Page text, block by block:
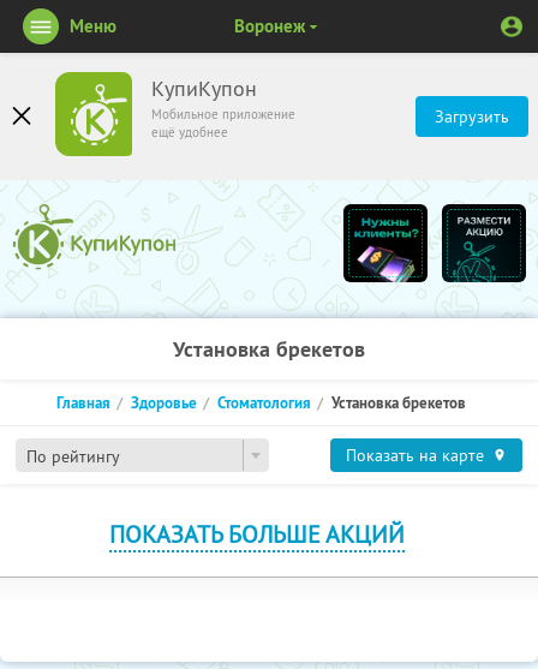
КупиКупон
Мобильное приложение
ещё удобнее
Загрузить
Меню Воронеж
Установка брекетов
По рейтингу
Главная Здоровье Стоматология Установка брекетов
Показать на карте
ПОКАЗАТЬ БОЛЬШЕ АКЦИЙ